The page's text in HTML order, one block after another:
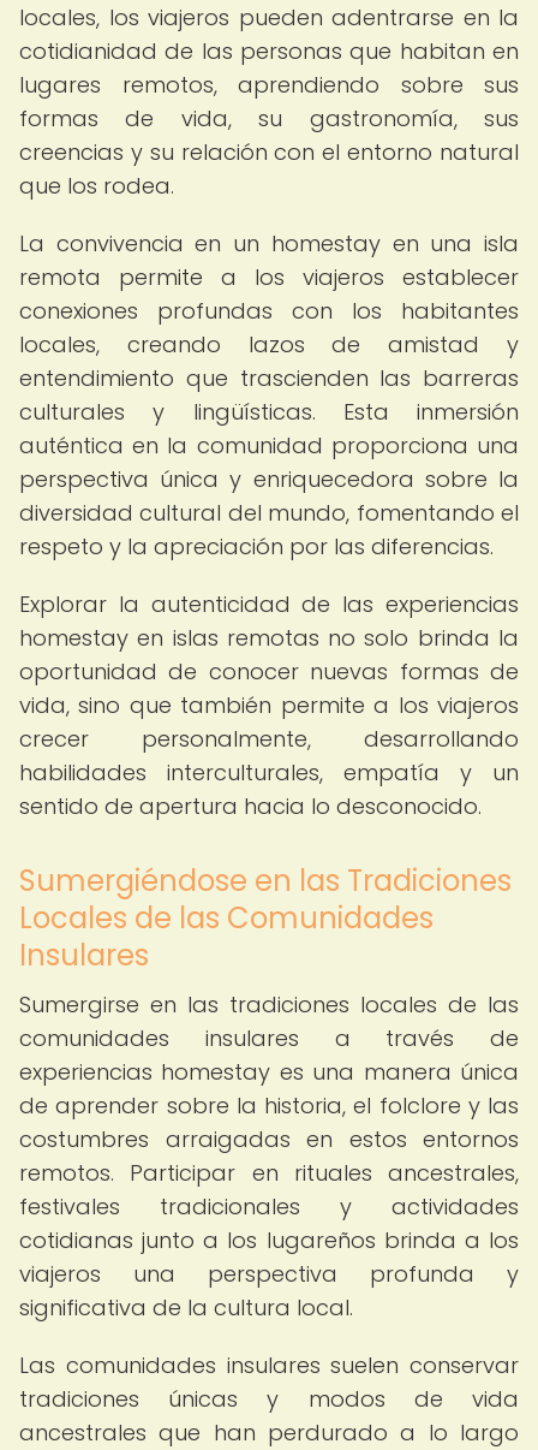
locales, los viajeros pueden adentrarse en la
cotidianidad de las personas que habitan en
lugares remotos, aprendiendo sobre sus
formas de vida, su gastronomía, sus
creencias y su relación con el entorno natural
que los rodea.
La convivencia en un homestay en una isla
remota permite a los viajeros establecer
conexiones profundas con los habitantes
locales, creando lazos de amistad y
entendimiento que trascienden las barreras
culturales y lingüísticas. Esta inmersión
auténtica en la comunidad proporciona una
perspectiva única y enriquecedora sobre la
diversidad cultural del mundo, fomentando el
respeto y la apreciación por las diferencias.
Explorar la autenticidad de las experiencias
homestay en islas remotas no solo brinda la
oportunidad de conocer nuevas formas de
vida, sino que también permite a los viajeros
crecer personalmente, desarrollando
habilidades interculturales, empatía y un
sentido de apertura hacia lo desconocido.
Sumergiéndose en las Tradiciones
Locales de las Comunidades
Insulares
Sumergirse en las tradiciones locales de las
comunidades insulares a través de
experiencias homestay es una manera única
de aprender sobre la historia, el folclore y las
costumbres arraigadas en estos entornos
remotos. Participar en rituales ancestrales,
festivales tradicionales y actividades
cotidianas junto a los lugareños brinda a los
viajeros una perspectiva profunda y
significativa de la cultura local.
Las comunidades insulares suelen conservar
tradiciones únicas y modos de vida
ancestrales que han perdurado a lo largo